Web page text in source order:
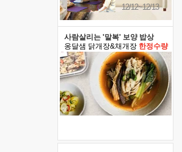
12/12~12/13
사람살리는 '말복' 보양 밥상
옹달샘 닭개장&채개장 한정수량